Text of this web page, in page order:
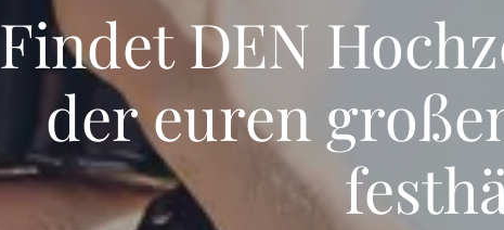
Findet DEN
der euren